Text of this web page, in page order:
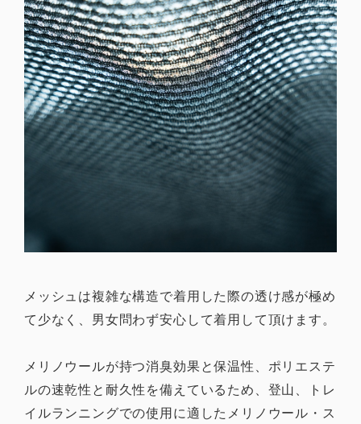
メッシュは複雑な構造で着用した際の透け感が極め
て少なく、男女問わず安心して着用して頂けます。
メリノウールが持つ消臭効果と保温性、ポリエステ
ルの速乾性と耐久性を備えているため、登山、トレ
イルランニングでの使用に適したメリノウール・ス